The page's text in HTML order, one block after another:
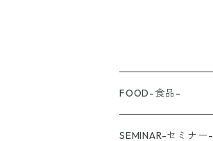
FOOD-食品-
SEMINAR-セミナー-